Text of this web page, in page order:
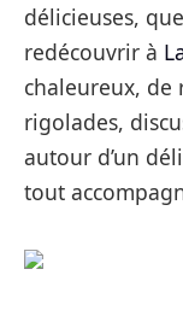
délicieuses,
redécouvrir à
chaleureux, de
rigolades,
autour d’un
tout